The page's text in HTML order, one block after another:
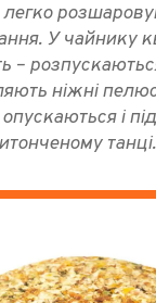
У чайнику
–
ніжні
і
танці.